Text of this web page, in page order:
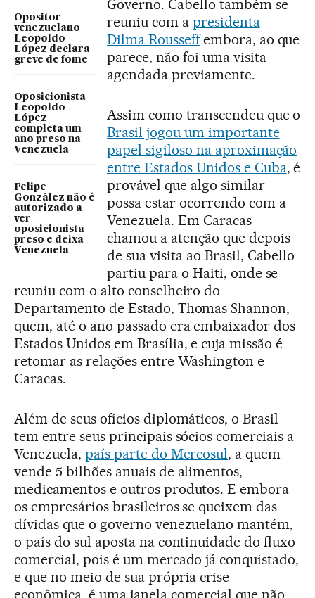
Opositor
venezuelano
Leopoldo
López declara
greve de fome
Oposicionista
Leopoldo
López
completa um
ano preso na
Venezuela
Felipe
González não é
autorizado a
ver
oposicionista
preso e deixa
Venezuela
Governo. Cabello também se
reuniu com a presidenta
Dilma Rousseffembora, ao que
parece, não foi uma visita
agendada previamente.
Assim como transcendeu que o
Brasil jogou um importante
papel sigiloso na aproximação
entre Estados Unidos e Cuba, é
provável que algo similar
possa estar ocorrendo com a
Venezuela. Em Caracas
chamou a atenção que depois
de sua visita ao Brasil, Cabello
partiu para o Haiti, onde se
reuniu com o alto conselheiro do
Departamento de Estado, Thomas Shannon,
quem, até o ano passado era embaixador dos
Estados Unidos em Brasília, e cuja missão é
retomar as relações entre Washington e
Caracas.
Além de seus ofícios diplomáticos, o Brasil
tem entre seus principais sócios comerciais a
Venezuela, país parte do Mercosul, a quem
vende 5 bilhões anuais de alimentos,
medicamentos e outros produtos. E embora
os empresários brasileiros se queixem das
dívidas que o governo venezuelano mantém,
o país do sul aposta na continuidade do fluxo
comercial, pois é um mercado já conquistado,
e que no meio de sua própria crise
econômica, é uma janela comercial que não